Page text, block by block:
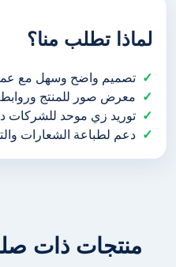
لماذا تطلب منا؟
تصميم واضح وسهل مع
معرض صور للمنتج وروابط
توريد زي موحد للشركات
دعم لطباعة الشعارات
منتجات ذات